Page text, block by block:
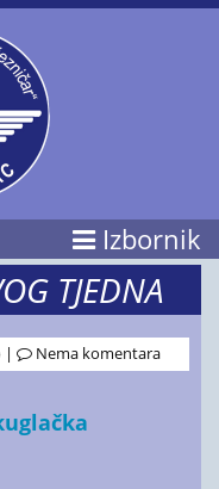
Izbornik
TJEDNA
| Nema komentara